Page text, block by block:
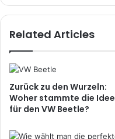
Related Articles
Zurück zu den Wurzeln:
Woher stammte die Idee
für den VW Beetle?